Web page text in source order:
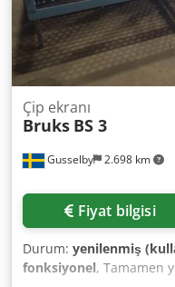
Gusselby 2.698 km
Çip ekranı
Bruks BS 3
Fiyat bilgisi
Durum: yenilenmiş
fonksiyonel, Tamamen